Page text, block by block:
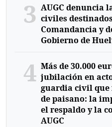
3 AUGC denuncia
civiles
Comandancia y
Gobierno de
4 Más de 30.000
jubilación en
guardia civil que
de paisano: la
el respaldo y la
AUGC